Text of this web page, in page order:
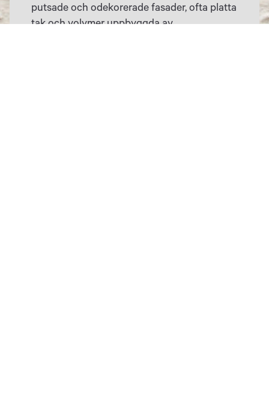
putsade och odekorerade fasader, ofta platta
tak och volymer uppbyggda av